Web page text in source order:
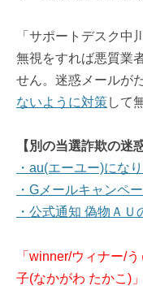
「サポートデスク中
無視をすれば悪質業
せん。迷惑メールが
ないように対策して
【別の当選詐欺の迷
・au(エーユー)にな
・Gメールキャンペ
・公式通知 偽物Ａ
「winner/ウィナー/
子(なかがわ たかこ)